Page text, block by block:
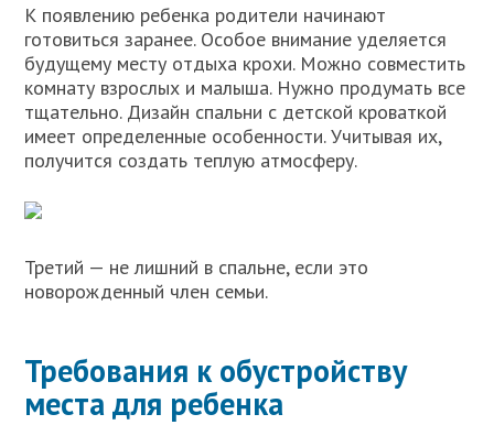
К появлению ребенка родители начинают
готовиться заранее. Особое внимание уделяется
будущему месту отдыха крохи. Можно совместить
комнату взрослых и малыша. Нужно продумать все
тщательно. Дизайн спальни с детской кроваткой
имеет определенные особенности. Учитывая их,
получится создать теплую атмосферу.
Третий — не лишний в спальне, если это
новорожденный член семьи.
Требования к обустройству
места для ребенка